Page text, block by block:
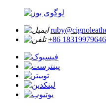
‎+86 18319979646‎